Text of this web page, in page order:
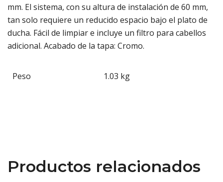
mm. El sistema, con su altura de instalación de 60 mm,
tan solo requiere un reducido espacio bajo el plato de
ducha. Fácil de limpiar e incluye un filtro para cabellos
adicional. Acabado de la tapa: Cromo.
Peso 1.03 kg
Productos relacionados